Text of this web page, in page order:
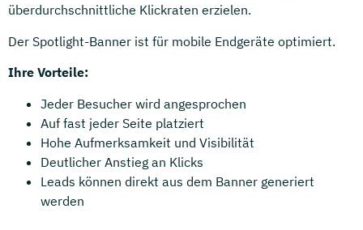
überdurchschnittliche Klickraten erzielen.
Der Spotlight-Banner ist für mobile Endgeräte optimiert.
Ihre Vorteile:
Jeder Besucher wird angesprochen
Auf fast jeder Seite platziert
Hohe Aufmerksamkeit und Visibilität
Deutlicher Anstieg an Klicks
Leads können direkt aus dem Banner generiert
werden